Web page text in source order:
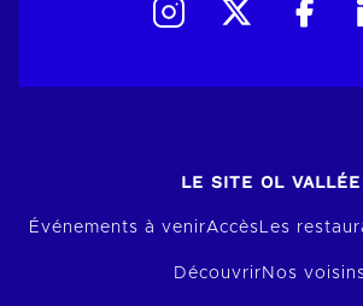
LE SITE OL VALLÉE
Événements à venirAccès Les
Découvrir Nos